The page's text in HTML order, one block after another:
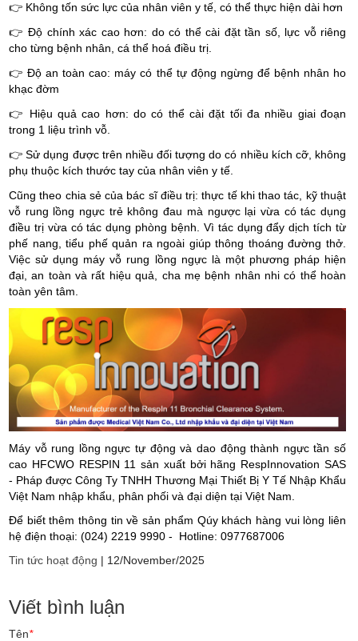
👉 Không tốn sức lực của nhân viên y tế, có thể thực hiện dài hơn
👉 Độ chính xác cao hơn: do có thể cài đặt tần số, lực vỗ riêng
cho từng bệnh nhân, cá thể hoá điều trị.
👉 Độ an toàn cao: máy có thể tự động ngừng để bệnh nhân ho
khạc đờm
👉 Hiệu quả cao hơn: do có thể cài đặt tối đa nhiều giai đoạn
trong 1 liệu trình vỗ.
👉 Sử dụng được trên nhiều đối tượng do có nhiều kích cỡ, không
phụ thuộc kích thước tay của nhân viên y tế.
Cũng theo chia sẻ của bác sĩ điều trị: thực tế khi thao tác, kỹ thuật
vỗ rung lồng ngực trẻ không đau mà ngược lại vừa có tác dụng
điều trị vừa có tác dụng phòng bệnh. Vì tác dụng đẩy dịch tích từ
phế nang, tiểu phế quản ra ngoài giúp thông thoáng đường thở.
Việc sử dụng máy vỗ rung lồng ngực là một phương pháp hiện
đại, an toàn và rất hiệu quả, cha mẹ bệnh nhân nhi có thể hoàn
toàn yên tâm.
Máy vỗ rung lồng ngực tự động và dao động thành ngực tần số
cao HFCWO RESPIN 11 sản xuất bởi hãng RespInnovation SAS
- Pháp được Công Ty TNHH Thương Mại Thiết Bị Y Tế Nhập Khẩu
Việt Nam nhập khẩu, phân phối và đại diện tại Việt Nam.
Để biết thêm thông tin về sản phẩm Qúy khách hàng vui lòng liên
hệ điện thoại: (024) 2219 9990 - Hotline: 0977687006
Tin tức hoạt động | 12/November/2025
Viết bình luận
Tên*